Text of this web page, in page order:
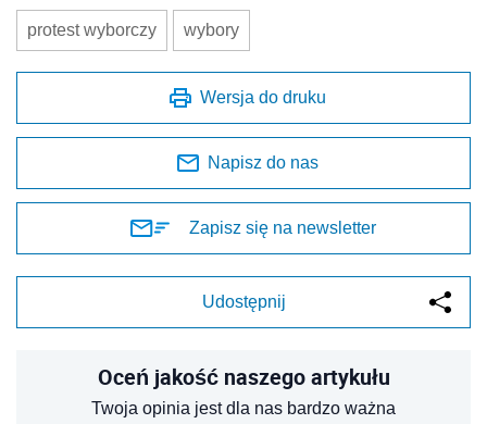
protest wyborczy wybory
Wersja do druku
Napisz do nas
Zapisz się na newsletter
Udostępnij
Oceń jakość naszego artykułu
Twoja opinia jest dla nas bardzo ważna